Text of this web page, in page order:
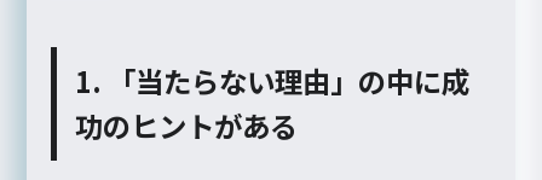
1. 「当たらない理由」の中に成
功のヒントがある